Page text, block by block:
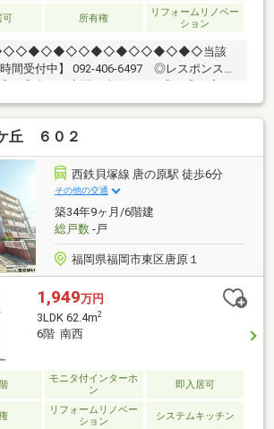
可 所有権
リフォームリノベー
ション
当該
間受付中】 092-406-6497 ◎レスポンス遅
か不安◎◎物件探し・まず何からすればい
なことからなんでも・いつでも♪〇大切な
地よく暮らせる住まい♪〇陽当たり良好の2
ー♪〇水回り新品交換済みで快適にご入居
◆美和台小学校：徒歩19分◆和白丘中学
12分【暮らし】◆マルキョウ 和白店：徒歩6
リーマート 福岡和白三丁目店：徒歩6分
丘 ６０２
西鉄貝塚線 唐の原駅 徒歩6分
その他の交通
築34年9ヶ月/6階建
総戸数-戸
福岡県福岡市東区唐原１
1,949万円
3LDK 62.4m2
6階 南西
モニタ付インターホ
ン
即入居可
リフォームリノベー
ション
システムキッチン